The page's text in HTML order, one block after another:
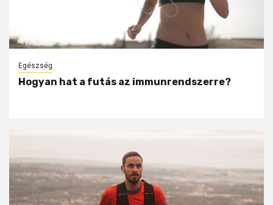
Egészség
Hogyan hat a futás az immunrendszerre?